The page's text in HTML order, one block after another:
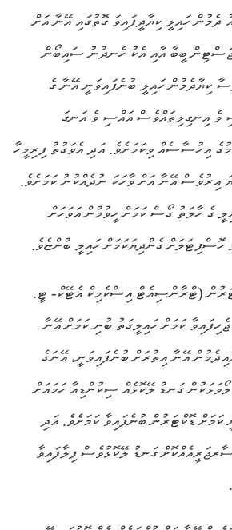
ދެމުން ހައިލީ ކިޔާދީފައިވަ ގޮތުގައި އޭނާ އަށް
ބީބާ އާއި އެކު ހެނދުނު ސައިބޯން
ކިޔާދެމުން ހައިލީ ބުނެފައިވަނީ އޭނާ ގެ
ވެ އިނގިލިތައްވެސް އައްސި ވެ އަނގަ
އިހުސާސެއް ވިކަމަށެވެ. އަދި އެވަގުތު ފިރިމީހާ
އިރުވެސް އޭނާ އަށް ވާހަކަ ނުދެއްކުނު ކަމަށެވެ.
ގެ ހާލަތު ގޯސް ކަމަށް ހީވުމުން އަވަހަށް
ހޮސްޕިޓަލަށް ގެންދިޔަކަމަށް ހައިލީ ބުންޏެވެ.
(ޓްރާންސިއެޓް އިސްކެމިކް އެޓޭކް- ޓީ.
ކަމަށް ހައިލީގަތު ބުނި ކަމަށް އޭނާ
އޭނާ އިތުރަށް ބުނެފައިވަނީ، އޭނަގެ
ލޯވަޅަކުން ގަނޑު ލޭކޮޅެއް ސިކުންޑިއާ ހަމައަށް
ޑޮކްޓަރުން ބުނެފައިވާ ކަމަށެވެ. އަދި
ގަނޑު ލޭކޮޅުވެސް ފިލާފައިވާ